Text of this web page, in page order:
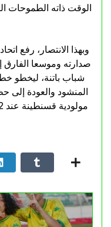
الوقت ذاته الطموحات
صدارته وموسعا
شباب باتنة، ليخطو
المنشود والعودة إلى